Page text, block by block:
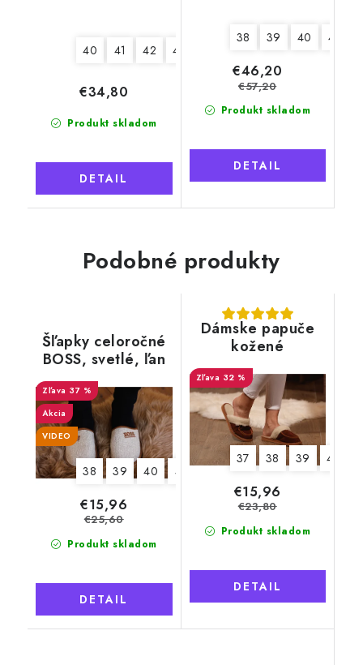
40 41 42 44
Produkt skladom
€34,80
DETAIL
38 39 40 41
Produkt skladom
€46,20
€57,20
DETAIL
Podobné produkty
Šľapky celoročné
BOSS, svetlé, ľan
37 %
Akcia
VIDEO
38 39 40 41 42
Produkt skladom
€15,96
€25,60
DETAIL
Dámske papuče
kožené
32 %
37 38 39 40
Produkt skladom
€15,96
€23,80
DETAIL